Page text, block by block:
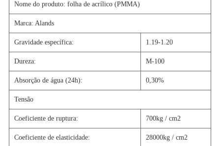
Nome do produto: folha de acrílico (PMMA)
Marca: Alands
Gravidade específica: 1.19-1.20
Dureza: M-100
Absorção de água (24h): 0,30%
Tensão
Coeficiente de ruptura: 700kg / cm2
Coeficiente de elasticidade: 28000kg / cm2